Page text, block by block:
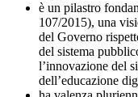
è un pilastro
107/2015), una
del Governo
del sistema
l’innovazione del
dell’educazione